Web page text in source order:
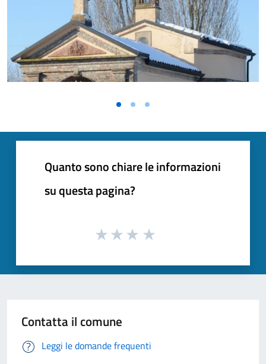
Vai alla slide 1
Vai alla slide 2
Vai alla slide 3
Quanto sono chiare le informazioni
su questa pagina?
Contatta il comune
Leggi le domande frequenti